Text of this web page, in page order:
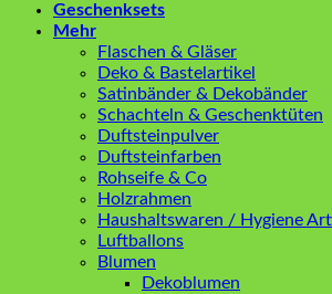
Geschenksets
Mehr
Flaschen & Gläser
Deko & Bastelartikel
Satinbänder & Dekobänder
Schachteln & Geschenktüten
Duftsteinpulver
Duftsteinfarben
Rohseife & Co
Holzrahmen
Haushaltswaren / Hygiene
Luftballons
Blumen
Dekoblumen